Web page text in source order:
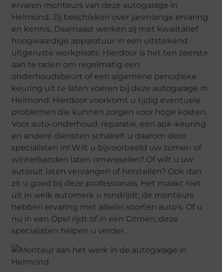
ervaren monteurs van deze autogarage in
Helmond. Zij beschikken over jarenlange ervaring
en kennis. Daarnaast werken zij met kwalitatief
hoogwaardige apparatuur in een uitstekend
uitgeruste werkplaats. Hierdoor is het ten zeerste
aan te raden om regelmatig een
onderhoudsbeurt of een algemene periodieke
keuring uit te laten voeren bij deze autogarage in
Helmond. Hierdoor voorkomt u tijdig eventuele
problemen die kunnen zorgen voor hoge kosten.
Voor auto-onderhoud, reparatie, een apk-keuring
en andere diensten schakelt u daarom deze
specialisten in! Wilt u bijvoorbeeld uw zomer- of
winterbanden laten omwisselen? Of wilt u uw
autoruit laten vervangen of herstellen? Ook dan
zit u goed bij deze professionals. Het maakt niet
uit in welk automerk u rondrijdt; de monteurs
hebben ervaring met allerlei soorten auto’s. Of u
nu in een Opel rijdt of in een Citroën; deze
specialisten helpen u verder.